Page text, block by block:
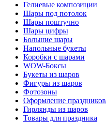
Гелиевые композиции
Шары под потолок
Шары поштучно
Шары цифры
Большие шары
Напольные букеты
Коробки с шарами
WOW-Боксы
Букеты из шаров
Фигуры из шаров
Фотозоны
Оформление праздников
Гирлянды из шаров
Товары для праздника